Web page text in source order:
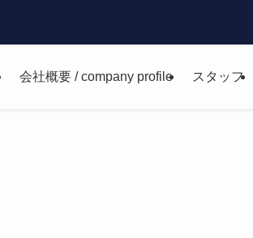
会社概要 / company profile スタッフ